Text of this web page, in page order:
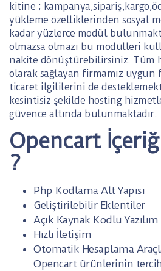
kitine ;
yükleme özelliklerinden sosyal
kadar yüzlerce modül
olmazsa olmazı bu modülleri
nakite dönüştürebilirsiniz. Tüm
olarak sağlayan firmamız uygun
ticaret ilgililerini de
kesintisiz şekilde hosting
güvence altında bulunmaktadır.
Opencart
?
Php Kodlama Alt Yapısı
Geliştirilebilir Eklentiler
Açık Kaynak Kodlu Yazılım
Hızlı İletişim
Otomatik Hesaplama
Opencart ürünlerinin